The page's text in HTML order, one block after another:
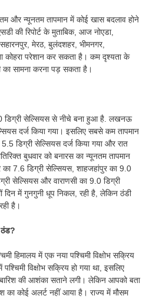
और न्यूनतम तापमान में कोई खास बदलाव होने
की रिपोर्ट के मुताबिक, आज नोएडा,
मेरठ, बुलंदशहर, भीमनगर,
कोहरा परेशान कर सकता है। कम दृश्यता के
का सामना करना पड़ सकता है।
डिग्री सेल्सियस से नीचे बना हुआ है. लखनऊ
दर्ज किया गया। इसलिए सबसे कम तापमान
डिग्री सेल्सियस दर्ज किया गया और रात
बुधवार को बनारस का न्यूनतम तापमान
7.6 डिग्री सेल्सियस, शाहजहांपुर का 9.0
सेल्सियस और वाराणसी का 9.0 डिग्री
दिन में गुनगुनी धूप निकल, रही है, लेकिन ठंडी
है।
ठंड?
हिमालय में एक नया पश्चिमी विक्षोभ सक्रिय
पश्चिमी विक्षोभ सक्रिय हो गया था, इसलिए
की आशंका सताने लगी। लेकिन आपको बता
का कोई अलर्ट नहीं आया है। राज्य में मौसम